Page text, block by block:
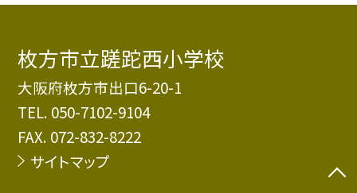
枚方市立蹉跎西小学校
大阪府枚方市出口6-20-1
TEL. 050-7102-9104
FAX. 072-832-8222
サイトマップ